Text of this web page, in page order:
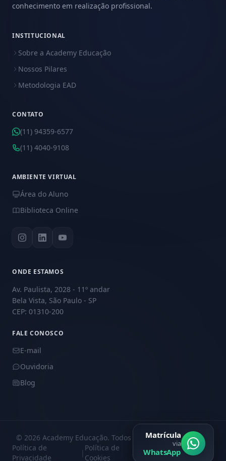
conhecimento em realização profissional.
INSTITUCIONAL
Sobre a Academy Educação
Nossos Pilares
Metodologia EAD
CONTATO
(11) 94359-6577
(11) 4040-9108
AMBIENTE VIRTUAL
Área do Aluno
Biblioteca Online
ONDE ESTAMOS
Av. Paulista, 2028 - 11º andar
Bela Vista, São Paulo - SP
CEP: 01310-200
FALE CONOSCO
E-mail
Ouvidoria
Blog
© 2026 Academy Educação. Todos os direitos reservados.
Política de
Privacidade
|
Política de
Cookies
|
Central de
Privacidade
Matrícula
via
WhatsApp